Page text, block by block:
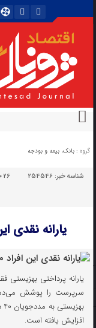
گروه : بانک، بیمه و بودجه
شناسه خبر:254546 26 جولای 2025 - 3:10
یارانه نقدی این افراد ۴۰
سرپرست را پوشش
افزایش یافته است.